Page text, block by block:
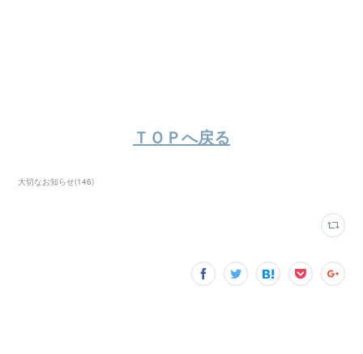
ＴＯＰへ戻る
大切なお知らせ(146)